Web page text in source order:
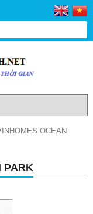
OCEAN
PARK